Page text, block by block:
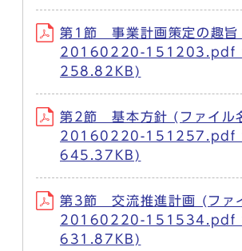
第1節 事業計画策定の趣旨
20160220-151203.pdf
258.82KB)
第2節 基本方針 (ファイル
20160220-151257.pdf
645.37KB)
第3節 交流推進計画 (ファ
20160220-151534.pdf
631.87KB)